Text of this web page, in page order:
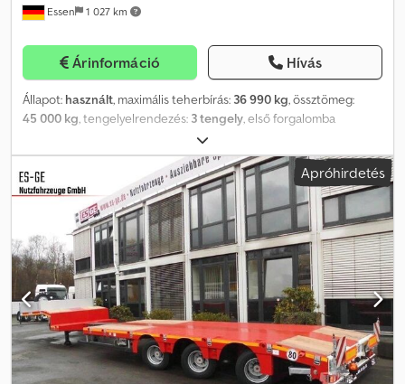
lábas, 2x20 lábas, 40 lábas vagy 45 lábas konténerhez. * 7 pár
rakfelület külső keretében. * Horganyzott toldatok, oldalonként
kb. 230 mm-rel kihúzhatóak. * Csúsztatható rög
Essen 1 027 km
Árinformáció Hívás
Állapot: használt, maximális teherbírás: 36 990 kg, össztömeg:
45 000 kg, tengelyelrendezés: 3 tengely, első forgalomba
, következő vizsga (TÜV):
ABS,
Apróhirdetés